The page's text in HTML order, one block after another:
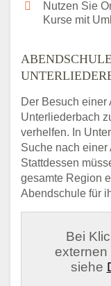
Nutzen Sie
Kurse mit
Der Besuch
Unterliederbach
verhelfen. In
Suche nach
Stattdessen
gesamte Region
Abendschule für
Bei
externen
siehe